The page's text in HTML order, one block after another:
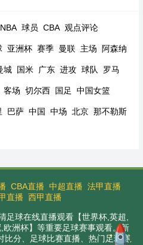
NBA 球员 CBA 观点评论
亚洲杯 赛季 曼联 主场 阿森纳
城 国米 广东 进攻 球队 罗马
客场 切尔西 国足 中国女篮
巴萨 中国 中场 北京 那不勒斯
CBA直播 中超直播 法甲直播
直播 西甲直播
足球在线直播观看【世界杯,英超,
洲杯】等重要足球赛事观看。新
比分、足球比赛直播、热门足球赛